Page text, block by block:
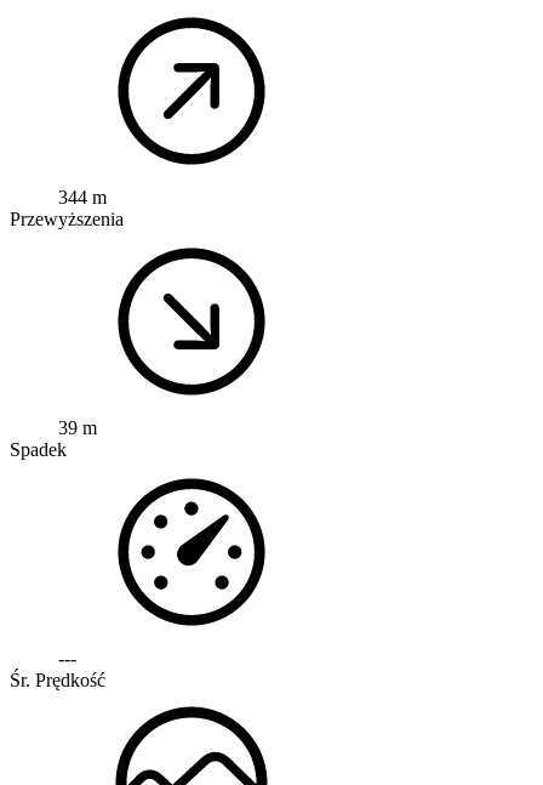
344 m
Przewyższenia
39 m
Spadek
---
Śr. Prędkość